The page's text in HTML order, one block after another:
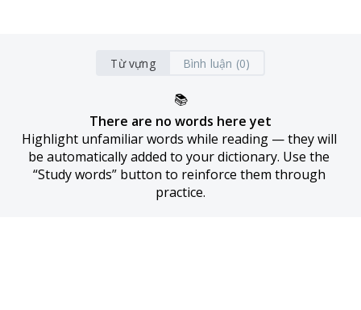
Từ vựng Bình luận (0)
📚
There are no words here yet
Highlight unfamiliar words while reading — they will
be automatically added to your dictionary. Use the
“Study words” button to reinforce them through
practice.